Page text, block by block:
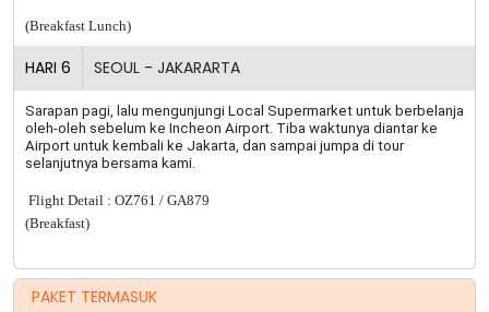
(Breakfast Lunch)
HARI 6 SEOUL - JAKARARTA
Sarapan pagi, lalu mengunjungi Local Supermarket untuk berbelanja
oleh-oleh sebelum ke Incheon Airport. Tiba waktunya diantar ke
Airport untuk kembali ke Jakarta, dan sampai jumpa di tour
selanjutnya bersama kami.
Flight Detail : OZ761 / GA879
(Breakfast)
PAKET TERMASUK